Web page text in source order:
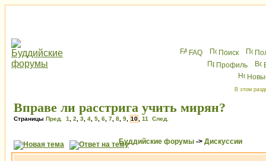
FAQ Поиск
Профиль
В этом
Вправе ли расстрига учить мирян?
Страницы Пред. 1 2 3 4 5 6 7 8 9 10 11 След.
Буддийские форумы -> Дискуссии